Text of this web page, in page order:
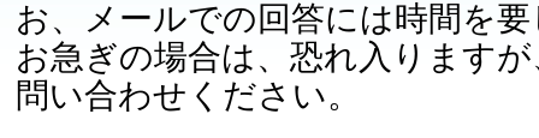
お、メールでの回答には時間を
お急ぎの場合は、恐れ入ります
問い合わせください。